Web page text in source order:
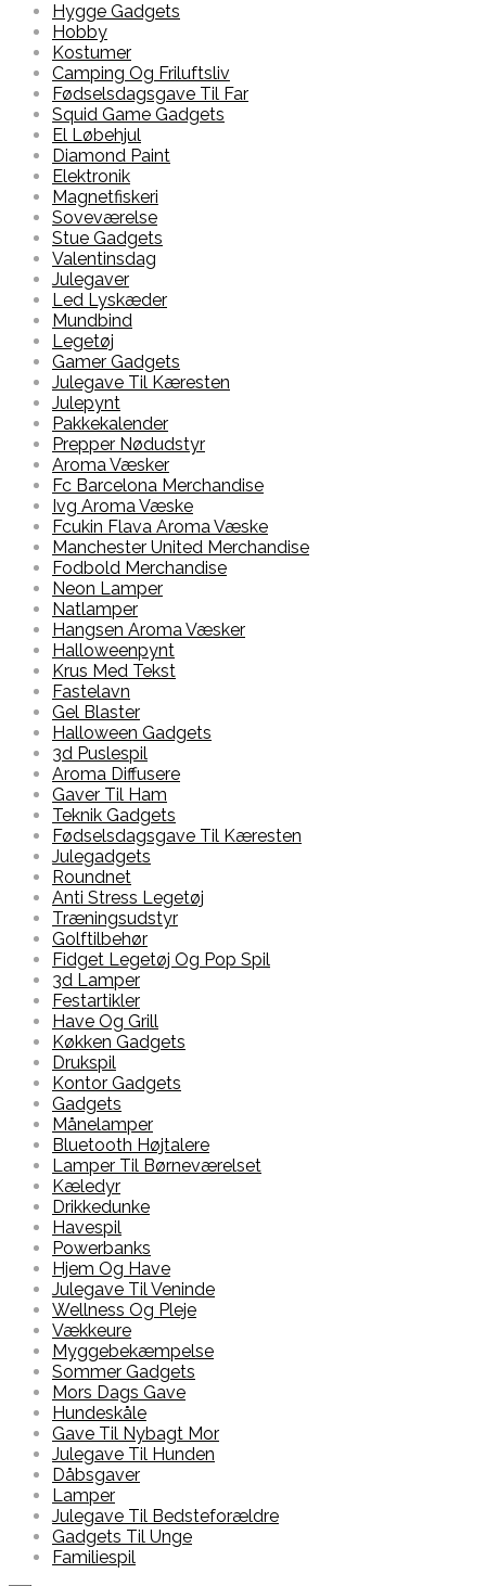
Hygge Gadgets
Hobby
Kostumer
Camping Og Friluftsliv
Fødselsdagsgave Til Far
Squid Game Gadgets
El Løbehjul
Diamond Paint
Elektronik
Magnetfiskeri
Soveværelse
Stue Gadgets
Valentinsdag
Julegaver
Led Lyskæder
Mundbind
Legetøj
Gamer Gadgets
Julegave Til Kæresten
Julepynt
Pakkekalender
Prepper Nødudstyr
Aroma Væsker
Fc Barcelona Merchandise
Ivg Aroma Væske
Fcukin Flava Aroma Væske
Manchester United Merchandise
Fodbold Merchandise
Neon Lamper
Natlamper
Hangsen Aroma Væsker
Halloweenpynt
Krus Med Tekst
Fastelavn
Gel Blaster
Halloween Gadgets
3d Puslespil
Aroma Diffusere
Gaver Til Ham
Teknik Gadgets
Fødselsdagsgave Til Kæresten
Julegadgets
Roundnet
Anti Stress Legetøj
Træningsudstyr
Golftilbehør
Fidget Legetøj Og Pop Spil
3d Lamper
Festartikler
Have Og Grill
Køkken Gadgets
Drukspil
Kontor Gadgets
Gadgets
Månelamper
Bluetooth Højtalere
Lamper Til Børneværelset
Kæledyr
Drikkedunke
Havespil
Powerbanks
Hjem Og Have
Julegave Til Veninde
Wellness Og Pleje
Vækkeure
Myggebekæmpelse
Sommer Gadgets
Mors Dags Gave
Hundeskåle
Gave Til Nybagt Mor
Julegave Til Hunden
Dåbsgaver
Lamper
Julegave Til Bedsteforældre
Gadgets Til Unge
Familiespil